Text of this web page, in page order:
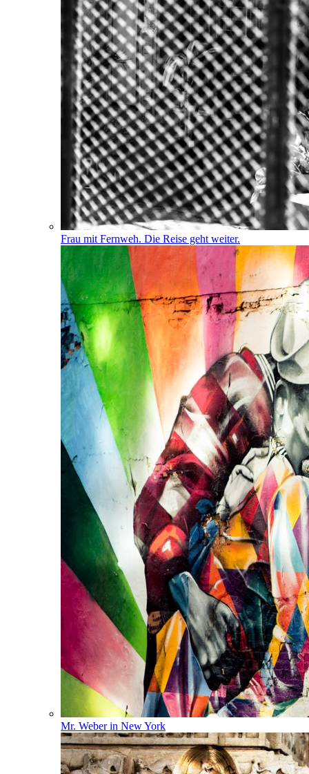
Frau mit Fernweh. Die Reise geht weiter.
Mr. Weber in New York